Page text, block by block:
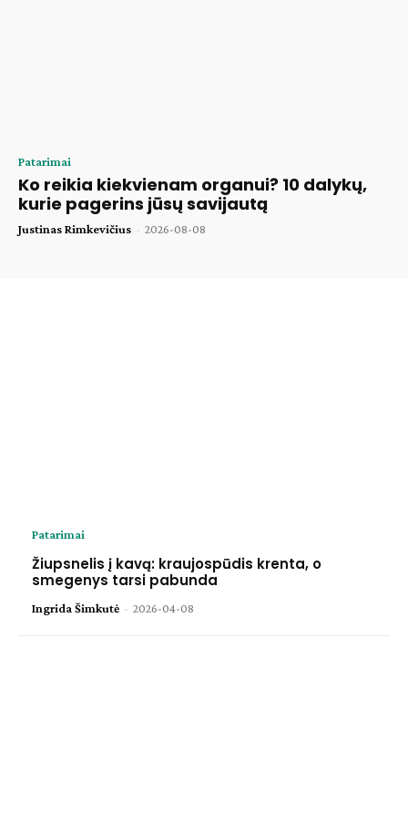
Patarimai
Ko reikia kiekvienam organui? 10 dalykų,
kurie pagerins jūsų savijautą
Justinas Rimkevičius - 2026-08-08
Patarimai
Žiupsnelis į kavą: kraujospūdis krenta, o
smegenys tarsi pabunda
Ingrida Šimkutė - 2026-04-08